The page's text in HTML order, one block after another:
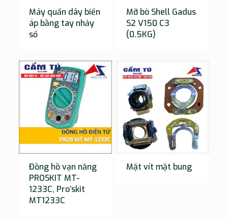
Máy quấn dây biến
áp bằng tay nhảy
số
Mỡ bò Shell Gadus
S2 V150 C3
(0.5KG)
Đồng hồ vạn năng
PROSKIT MT-
1233C, Pro’skit
MT1233C
Mặt vít mặt bung